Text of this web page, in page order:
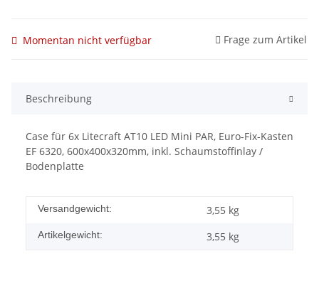
Momentan nicht verfügbar Frage zum Artikel
Beschreibung
Case für 6x Litecraft AT10 LED Mini PAR, Euro-Fix-Kasten
EF 6320, 600x400x320mm, inkl. Schaumstoffinlay /
Bodenplatte
Versandgewicht: 3,55 kg
Artikelgewicht: 3,55 kg